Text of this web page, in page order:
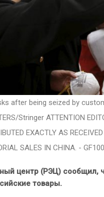
after being seized by
Stringer ATTENTION
EXACTLY AS
SALES IN CHINA. -
центр (РЭЦ) сообщил,
товары.